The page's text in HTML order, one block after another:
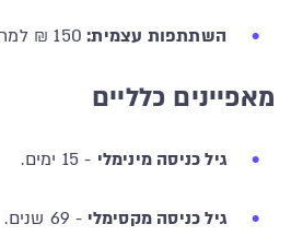
השתתפות עצמית: 150 ₪ למרשם לחודש.
מאפיינים כלליים
גיל כניסה מינימלי - 15 ימים.
גיל כניסה מקסימלי - 69 שנים.